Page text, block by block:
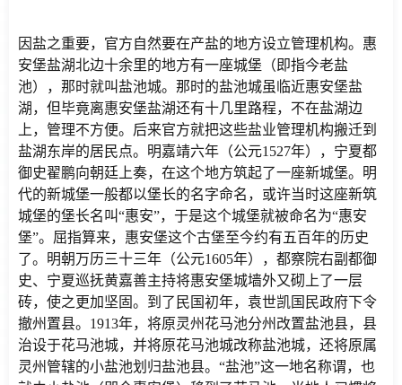
因盐之重要，官方自然要在产盐的地方设立管理机构。惠
安堡盐湖北边十余里的地方有一座城堡（即指今老盐
池），那时就叫盐池城。那时的盐池城虽临近惠安堡盐
湖，但毕竟离惠安堡盐湖还有十几里路程，不在盐湖边
上，管理不方便。后来官方就把这些盐业管理机构搬迁到
盐湖东岸的居民点。明嘉靖六年（公元1527年），宁夏都
御史翟鹏向朝廷上奏，在这个地方筑起了一座新城堡。明
代的新城堡一般都以堡长的名字命名，或许当时这座新筑
城堡的堡长名叫“惠安”，于是这个城堡就被命名为“惠安
堡”。屈指算来，惠安堡这个古堡至今约有五百年的历史
了。明朝万历三十三年（公元1605年），都察院右副都御
史、宁夏巡抚黄嘉善主持将惠安堡城墙外又砌上了一层
砖，使之更加坚固。到了民国初年，袁世凯国民政府下令
撤州置县。1913年，将原灵州花马池分州改置盐池县，县
治设于花马池城，并将原花马池城改称盐池城，还将原属
灵州管辖的小盐池划归盐池县。“盐池”这一地名称谓，也